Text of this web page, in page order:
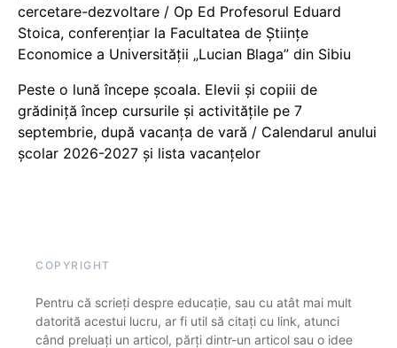
cercetare-dezvoltare / Op Ed Profesorul Eduard
Stoica, conferențiar la Facultatea de Științe
Economice a Universității „Lucian Blaga” din Sibiu
Peste o lună începe școala. Elevii și copiii de
grădiniță încep cursurile și activitățile pe 7
septembrie, după vacanța de vară / Calendarul anului
școlar 2026-2027 și lista vacanțelor
COPYRIGHT
Pentru că scrieți despre educație, sau cu atât mai mult
datorită acestui lucru, ar fi util să citați cu link, atunci
când preluați un articol, părți dintr-un articol sau o idee